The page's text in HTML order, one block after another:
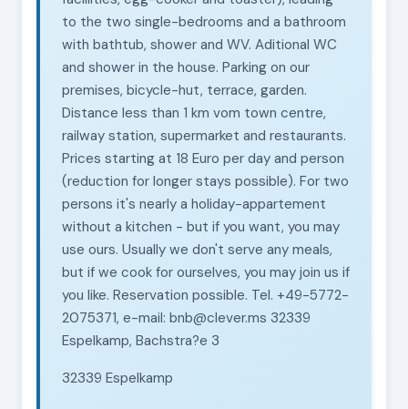
to the two single-bedrooms and a bathroom
with bathtub, shower and WV. Aditional WC
and shower in the house. Parking on our
premises, bicycle-hut, terrace, garden.
Distance less than 1 km vom town centre,
railway station, supermarket and restaurants.
Prices starting at 18 Euro per day and person
(reduction for longer stays possible). For two
persons it's nearly a holiday-appartement
without a kitchen - but if you want, you may
use ours. Usually we don't serve any meals,
but if we cook for ourselves, you may join us if
you like. Reservation possible. Tel. +49-5772-
2075371, e-mail: bnb@clever.ms 32339
Espelkamp, Bachstra?e 3
32339 Espelkamp